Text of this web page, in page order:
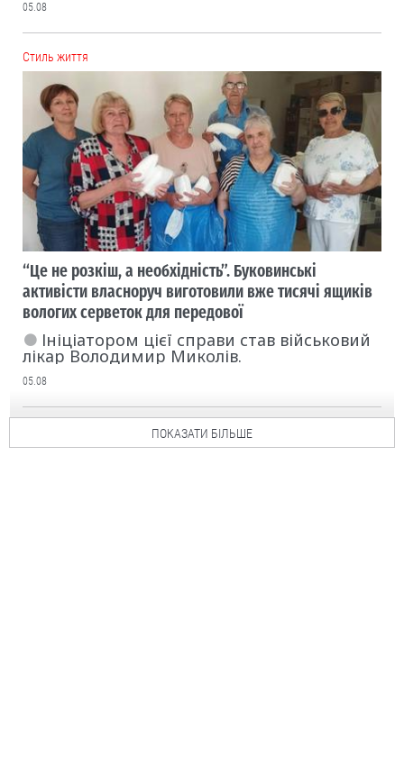
05.08
Cтиль життя
“Це не розкіш, а необхідність”. Буковинські
активісти власноруч виготовили вже тисячі ящиків
вологих серветок для передової
Ініціатором цієї справи став військовий
лікар Володимир Миколів.
05.08
ПОКАЗАТИ БІЛЬШЕ